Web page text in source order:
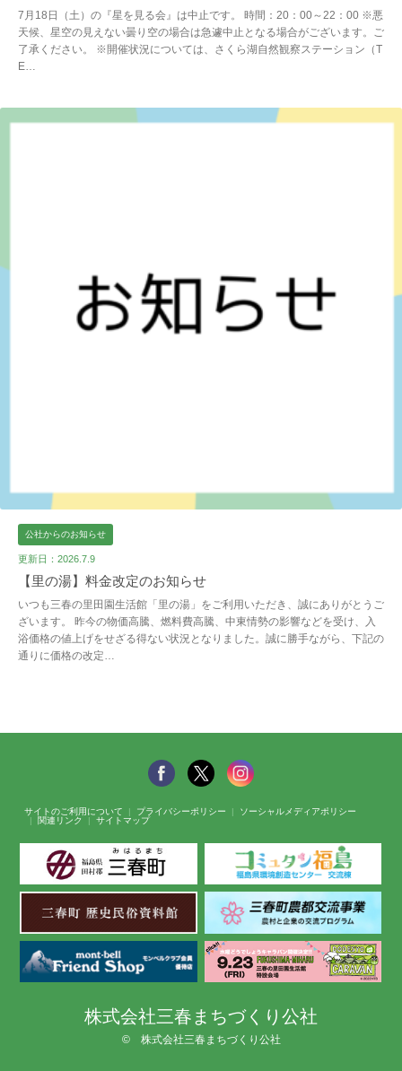
7月18日（土）の『星を見る会』は中止です。 時間：20：00～22：00 ※悪
天候、星空の見えない曇り空の場合は急遽中止となる場合がございます。ご
了承ください。 ※開催状況については、さくら湖自然観察ステーション（T
E…
公社からのお知らせ
更新日：2026.7.9
【里の湯】料金改定のお知らせ
いつも三春の里田園生活館「里の湯」をご利用いただき、誠にありがとうご
ざいます。 昨今の物価高騰、燃料費高騰、中東情勢の影響などを受け、入
浴価格の値上げをせざる得ない状況となりました。誠に勝手ながら、下記の
通りに価格の改定…
サイトのご利用について プライバシーポリシー
ソーシャルメディアポリシー
関連リンク
サイトマップ
株式会社三春まちづくり公社
© 株式会社三春まちづくり公社